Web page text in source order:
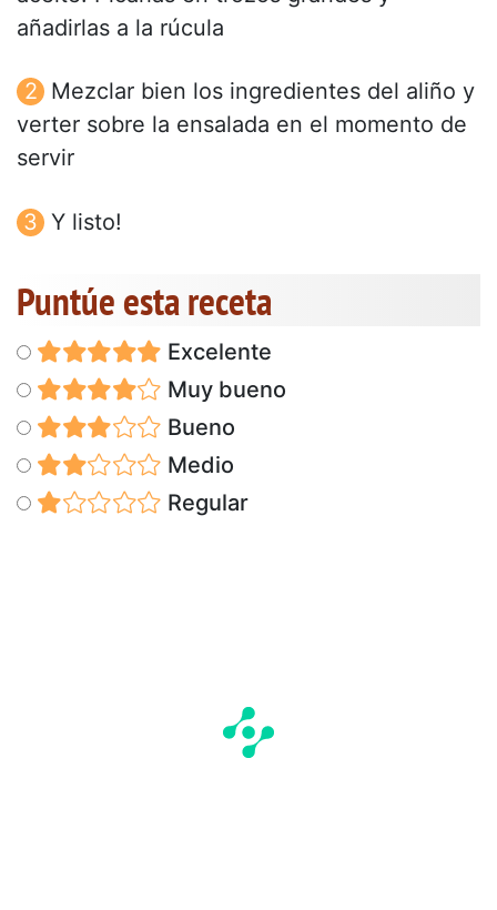
añadirlas a la rúcula
Mezclar bien los ingredientes del aliño y
verter sobre la ensalada en el momento de
servir
Y listo!
Puntúe esta receta
Excelente
Muy bueno
Bueno
Medio
Regular